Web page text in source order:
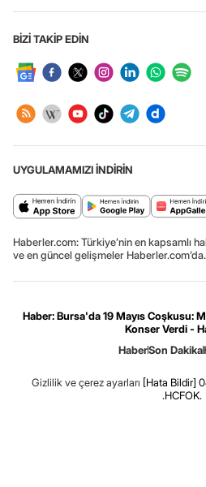
BİZİ TAKİP EDİN
UYGULAMAMIZI İNDİRİN
Haberler.com: Türkiye’nin en kapsamlı
ve en güncel gelişmeler Haberler.com’da.
Haber: Bursa'da 19 Mayıs Coşkusu:
Konser Verdi -
HaberSon Dakika
Gizlilik ve çerez ayarları [Hata Bildir]
.HCFOK.